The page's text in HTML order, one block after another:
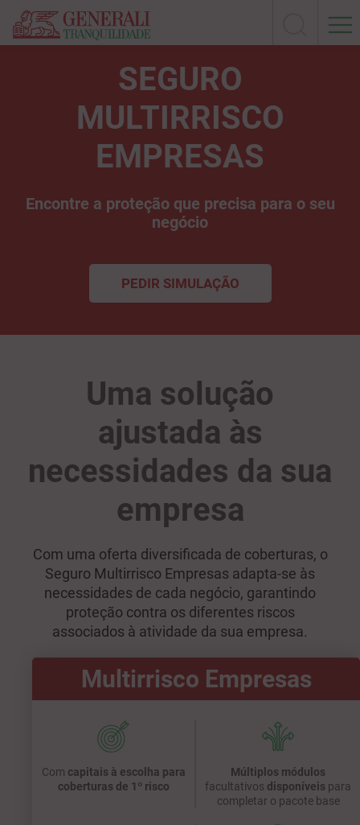
SEGURO
MULTIRRISCO
EMPRESAS
Encontre a proteção que precisa para o seu
negócio
PEDIR SIMULAÇÃO
Uma solução
ajustada às
necessidades da sua
empresa
Com uma oferta diversificada de coberturas, o
Seguro Multirrisco Empresas adapta-se às
necessidades de cada negócio, garantindo
proteção contra os diferentes riscos
associados à atividade da sua empresa.
Multirrisco Empresas
Com capitais à escolha para
coberturas de 1º risco
Múltiplos módulos
facultativos disponíveis para
completar o pacote base